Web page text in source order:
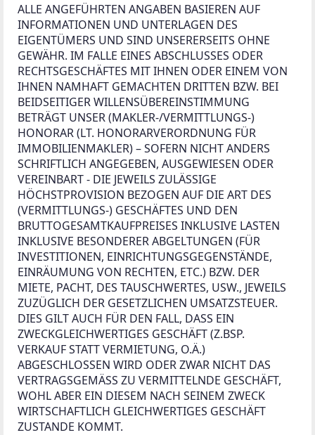
ALLE ANGEFÜHRTEN ANGABEN BASIEREN AUF
INFORMATIONEN UND UNTERLAGEN DES
EIGENTÜMERS UND SIND UNSERERSEITS OHNE
GEWÄHR. IM FALLE EINES ABSCHLUSSES ODER
RECHTSGESCHÄFTES MIT IHNEN ODER EINEM VON
IHNEN NAMHAFT GEMACHTEN DRITTEN BZW. BEI
BEIDSEITIGER WILLENSÜBEREINSTIMMUNG
BETRÄGT UNSER (MAKLER-/VERMITTLUNGS-)
HONORAR (LT. HONORARVERORDNUNG FÜR
IMMOBILIENMAKLER) – SOFERN NICHT ANDERS
SCHRIFTLICH ANGEGEBEN, AUSGEWIESEN ODER
VEREINBART - DIE JEWEILS ZULÄSSIGE
HÖCHSTPROVISION BEZOGEN AUF DIE ART DES
(VERMITTLUNGS-) GESCHÄFTES UND DEN
BRUTTOGESAMTKAUFPREISES INKLUSIVE LASTEN
INKLUSIVE BESONDERER ABGELTUNGEN (FÜR
INVESTITIONEN, EINRICHTUNGSGEGENSTÄNDE,
EINRÄUMUNG VON RECHTEN, ETC.) BZW. DER
MIETE, PACHT, DES TAUSCHWERTES, USW., JEWEILS
ZUZÜGLICH DER GESETZLICHEN UMSATZSTEUER.
DIES GILT AUCH FÜR DEN FALL, DASS EIN
ZWECKGLEICHWERTIGES GESCHÄFT (Z.BSP.
VERKAUF STATT VERMIETUNG, O.Ä.)
ABGESCHLOSSEN WIRD ODER ZWAR NICHT DAS
VERTRAGSGEMÄSS ZU VERMITTELNDE GESCHÄFT,
WOHL ABER EIN DIESEM NACH SEINEM ZWECK
WIRTSCHAFTLICH GLEICHWERTIGES GESCHÄFT
ZUSTANDE KOMMT.